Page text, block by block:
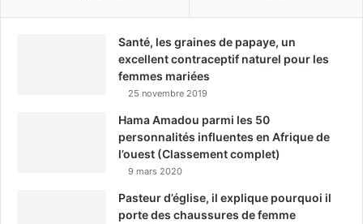
Santé, les graines de papaye, un
excellent contraceptif naturel pour les
femmes mariées
25 novembre 2019
Hama Amadou parmi les 50
personnalités influentes en Afrique de
l’ouest (Classement complet)
9 mars 2020
Pasteur d’église, il explique pourquoi il
porte des chaussures de femme